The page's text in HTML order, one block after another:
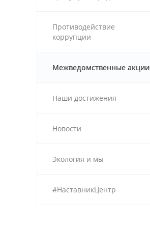
Противодействие
коррупции
Межведомственные акции
Наши достижения
Новости
Экология и мы
#НаставникЦентр